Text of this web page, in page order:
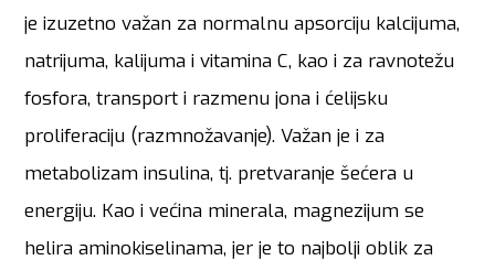
je izuzetno važan za normalnu apsorciju kalcijuma,
natrijuma, kalijuma i vitamina C, kao i za ravnotežu
fosfora, transport i razmenu jona i ćelijsku
proliferaciju (razmnožavanje). Važan je i za
metabolizam insulina, tj. pretvaranje šećera u
energiju. Kao i većina minerala, magnezijum se
helira aminokiselinama, jer je to najbolji oblik za